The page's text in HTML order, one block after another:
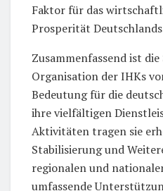
Faktor für das
Prosperität
Zusammenfassend ist
Organisation der IHKs
Bedeutung für die
ihre vielfältigen
Aktivitäten tragen sie
Stabilisierung und
regionalen und
umfassende